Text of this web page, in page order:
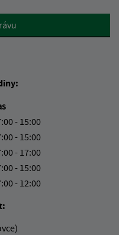
- 15:00
- 15:00
- 17:00
- 15:00
- 12:00